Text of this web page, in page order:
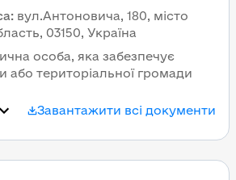
: вул.Антоновича, 180, місто
03150, Україна
особа, яка забезпечує
або територіальної громади
Завантажити всі документи